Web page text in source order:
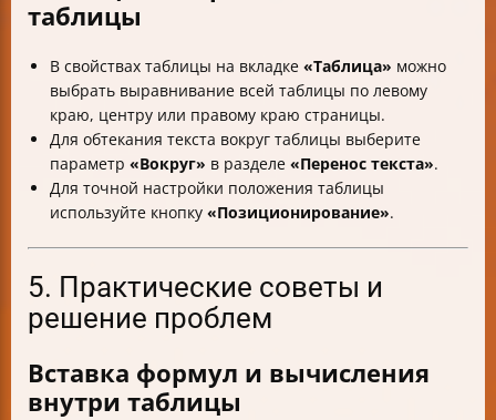
таблицы
В свойствах таблицы на вкладке «Таблица» можно
выбрать выравнивание всей таблицы по левому
краю, центру или правому краю страницы.
Для обтекания текста вокруг таблицы выберите
параметр «Вокруг» в разделе «Перенос текста».
Для точной настройки положения таблицы
используйте кнопку «Позиционирование».
5. Практические советы и
решение проблем
Вставка формул и вычисления
внутри таблицы